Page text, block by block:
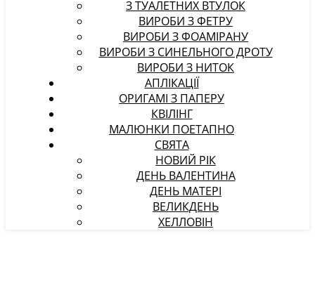
З ТУАЛЕТНИХ ВТУЛОК
ВИРОБИ З ФЕТРУ
ВИРОБИ З ФОАМІРАНУ
ВИРОБИ З СИНЕЛЬНОГО ДРОТУ
ВИРОБИ З НИТОК
АПЛІКАЦІЇ
ОРИГАМІ З ПАПЕРУ
КВІЛІНГ
МАЛЮНКИ ПОЕТАПНО
СВЯТА
НОВИЙ РІК
ДЕНЬ ВАЛЕНТИНА
ДЕНЬ МАТЕРІ
ВЕЛИКДЕНЬ
ХЕЛЛОВІН